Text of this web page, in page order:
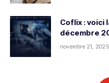
Coflix : voici
décembre
novembre 21, 2025